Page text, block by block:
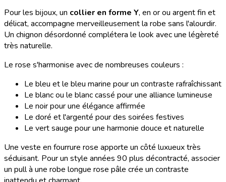
Pour les bijoux, un collier en forme Y, en or ou argent fin et
délicat, accompagne merveilleusement la robe sans l'alourdir.
Un chignon désordonné complétera le look avec une légèreté
très naturelle.
Le rose s'harmonise avec de nombreuses couleurs :
Le bleu et le bleu marine pour un contraste rafraîchissant
Le blanc ou le blanc cassé pour une alliance lumineuse
Le noir pour une élégance affirmée
Le doré et l'argenté pour des soirées festives
Le vert sauge pour une harmonie douce et naturelle
Une veste en fourrure rose apporte un côté luxueux très
séduisant. Pour un style années 90 plus décontracté, associer
un pull à une robe longue rose pâle crée un contraste